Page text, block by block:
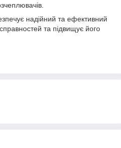
надійний та ефективний
та підвищує його